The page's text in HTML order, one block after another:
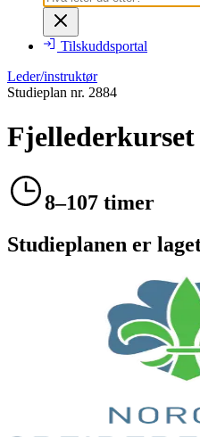
Tilskuddsportal
Leder/instruktør
Studieplan nr. 2884
Fjellederkurset
8–107 timer
Studieplanen er